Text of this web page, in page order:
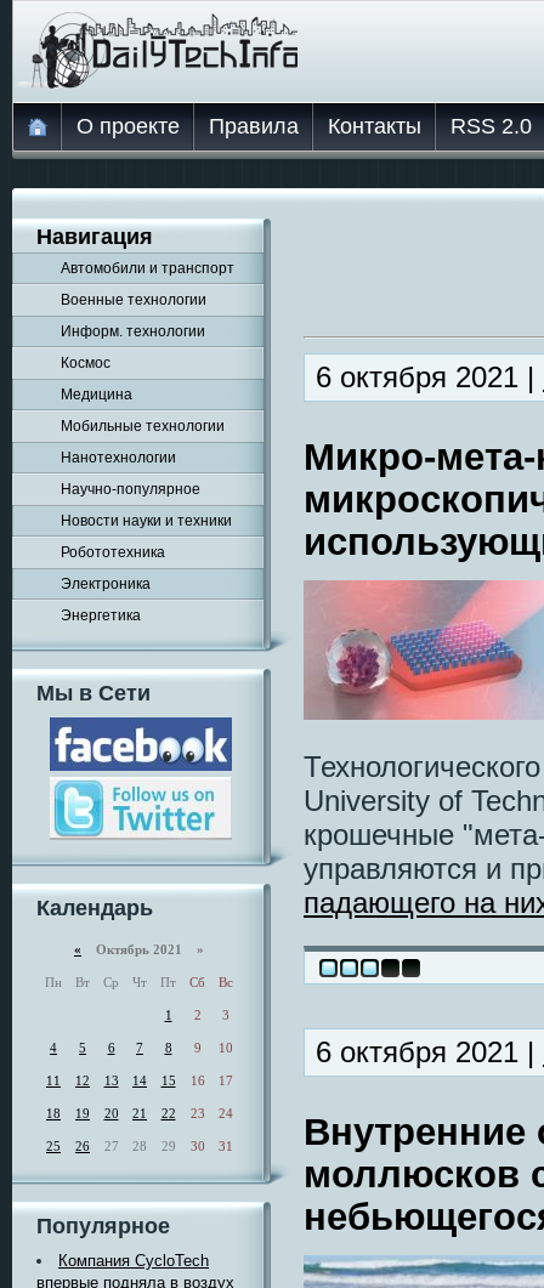
О проекте Правила Контакты RSS 2.0
Навигация
Автомобили и транспорт
Военные технологии
Информ. технологии
Космос
Медицина
Мобильные технологии
Нанотехнологии
Научно-популярное
Новости науки и техники
Робототехника
Электроника
Энергетика
Мы в Сети
Календарь
« Октябрь 2021 »
Пн Вт Ср Чт Пт Сб Вс
1 2 3
4 5 6 7 8 9 10
11 12 13 14 15 16 17
18 19 20 21 22 23 24
25 26 27 28 29 30 31
Популярное
Компания CycloTech
впервые подняла в воздух
6 октября 2021 |
Микро-мета-
University of
крошечные
управляются и
падающего на
6 октября 2021 |
Внутренние
моллюсков